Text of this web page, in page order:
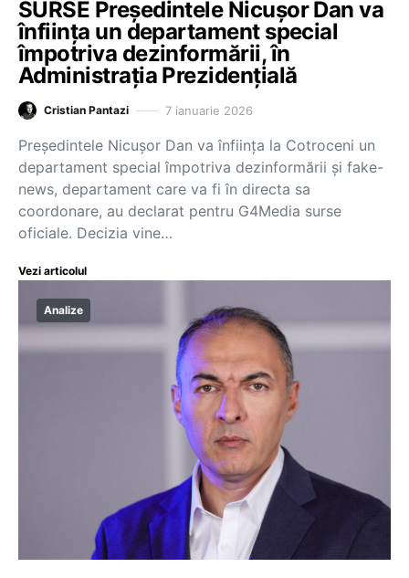
SURSE Președintele Nicușor Dan va
înființa un departament special
împotriva dezinformării, în
Administrația Prezidențială
Cristian Pantazi 7 ianuarie 2026
Președintele Nicușor Dan va înființa la Cotroceni un
departament special împotriva dezinformării și fake-
news, departament care va fi în directa sa
coordonare, au declarat pentru G4Media surse
oficiale. Decizia vine…
Vezi articolul
Analize